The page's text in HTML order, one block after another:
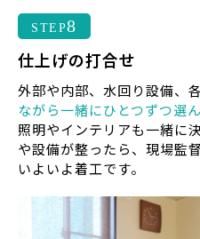
STEP8
仕上げの打合せ
外部や内部、水回り設備、
ながら一緒にひとつずつ選
照明やインテリアも一緒に
や設備が整ったら、現場監
いよいよ着工です。